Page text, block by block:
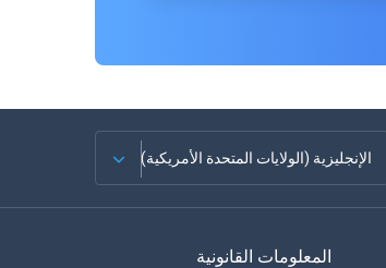
الإنجليزية (الولايات المتحدة الأمريكية)
الفرنسية
الاسبانيةالمعلومات القانونية